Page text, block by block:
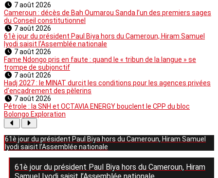
7 août 2026
Cameroun : décès de Bah Oumarou Sanda l’un des premiers sages
du Conseil constitutionnel
7 août 2026
61è jour du président Paul Biya hors du Cameroun, Hiram Samuel
Iyodi saisit l’Assemblée nationale
7 août 2026
Fame Ndongo pris en faute : quand le « tribun de la langue » se
trompe de subjonctif
7 août 2026
Hadj 2027 : le MINAT durcit les conditions pour les agences privées
d’encadrement des pèlerins
7 août 2026
Pétrole : la SNH et OCTAVIA ENERGY bouclent le CPP du bloc
Bolongo Exploration
61è jour du président Paul Biya hors du Cameroun, Hiram Samuel
Iyodi saisit l’Assemblée nationale
61è jour du président Paul Biya hors du Cameroun, Hiram